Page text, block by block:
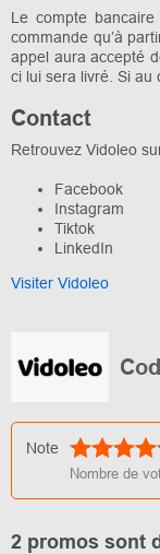
Le compte
commande qu’à
appel aura accepté
ci lui sera livré. Si au
Contact
Retrouvez Vidoleo
Facebook
Instagram
Tiktok
LinkedIn
Visiter Vidoleo
Note
Nombre de
2 promos sont